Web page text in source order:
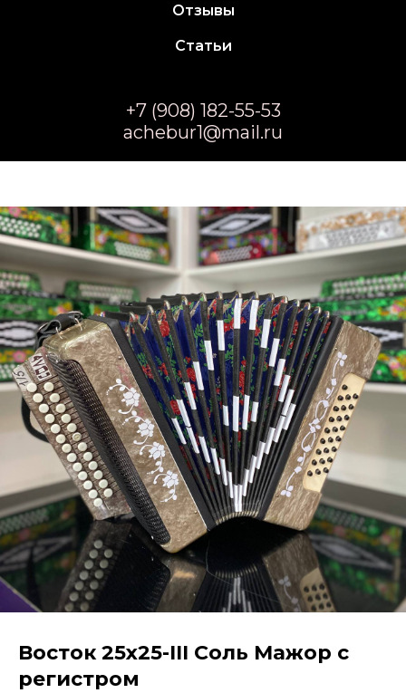
Отзывы
Статьи
+7 (908) 182-55-53
achebur1@mail.ru
Восток 25х25-III Соль Мажор с
регистром